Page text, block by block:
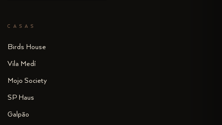
CASAS
Birds House
Vila Medí
Mojo Society
SP Haus
Galpão